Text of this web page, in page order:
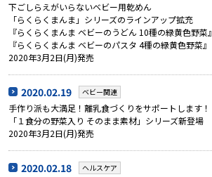
下ごしらえがいらないベビー用乾めん
「らくらくまんま」シリーズのラインアップ拡充
『らくらくまんま ベビーのうどん 10種の緑黄色野菜』
『らくらくまんま ベビーのパスタ 4種の緑黄色野菜』
2020年3月2日(月)発売
2020.02.19 ベビー関連
手作り派も大満足！離乳食づくりをサポートします！
「１食分の野菜入り そのまま素材」シリーズ新登場
2020年3月2日(月)発売
2020.02.18 ヘルスケア